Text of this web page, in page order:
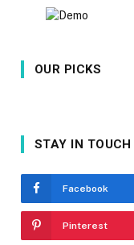
OUR PICKS
STAY IN TOUCH
Facebook
Pinterest